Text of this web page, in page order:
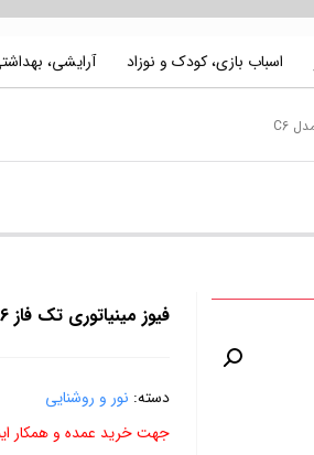
اسباب بازی، کودک و نوزاد آرایشی،
فیوز مینیاتوری تک فاز 6 آمپر هیوندا مدل C6
دسته: نور و روشنایی
جهت خرید عمده و همکار